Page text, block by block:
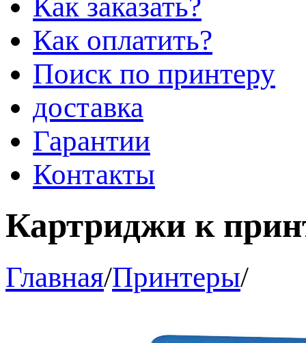
Как заказать?
Как оплатить?
Поиск по принтеру
доставка
Гарантии
Контакты
Картриджи к
Главная/Принтеры/